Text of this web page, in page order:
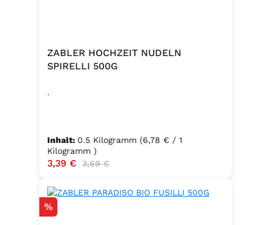
ZABLER HOCHZEIT NUDELN
SPIRELLI 500G
.
Inhalt: 0.5 Kilogramm (6,78 € / 1
Kilogramm )
Verkaufspreis:
3,39 € Regulärer Preis:
3,69 €
Rabatt
%